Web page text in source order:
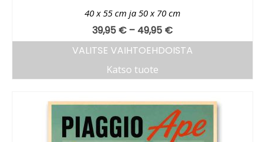
40 x 55 cm ja 50 x 70 cm
39,95 € – 49,95 €
VALITSE VAIHTOEHDOISTA
Katso tuote